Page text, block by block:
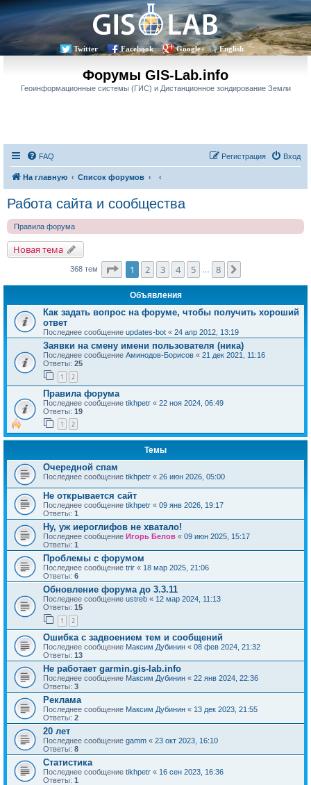
Twitter Facebook Google+ English
Форумы GIS-Lab.info
Геоинформационные системы (ГИС) и Дистанционное зондирование Земли
FAQ Вход
Регистрация
На главную Список форумов
Работа сайта и сообщества
Правила форума
Новая тема
368 тем Страница1 из
1 2 3 4 5 8
Объявления
Как задать вопрос на форуме, чтобы получить хороший
ответ
Последнее сообщение updates-bot « 24 апр 2012, 13:19
Заявки на смену имени пользователя (ника)
Последнее сообщение Аминодов-Борисов « 21 дек 2021, 11:16
Ответы: 25
1 2
Правила форума
Последнее сообщение tikhpetr « 22 ноя 2024, 06:49
Ответы: 19
1 2
Темы
Очередной спам
Последнее сообщение tikhpetr « 26 июн 2026, 05:00
Не открывается сайт
Последнее сообщение tikhpetr « 09 янв 2026, 19:17
Ответы: 1
Ну, уж иероглифов не хватало!
Последнее сообщение Игорь Белов « 09 июн 2025, 15:17
Ответы: 1
Проблемы с форумом
Последнее сообщение trir « 18 мар 2025, 21:06
Ответы: 6
Обновление форума до 3.3.11
Последнее сообщение ustreb « 12 мар 2024, 11:13
Ответы: 15
1 2
Ошибка с задвоением тем и сообщений
Последнее сообщение Максим Дубинин « 08 фев 2024, 21:32
Ответы: 13
Не работает garmin.gis-lab.info
Последнее сообщение Максим Дубинин « 22 янв 2024, 22:36
Ответы: 3
Реклама
Последнее сообщение Максим Дубинин « 13 дек 2023, 21:55
Ответы: 2
20 лет
Последнее сообщение gamm « 23 окт 2023, 16:10
Ответы: 8
Статистика
Последнее сообщение tikhpetr « 16 сен 2023, 16:36
Ответы: 1